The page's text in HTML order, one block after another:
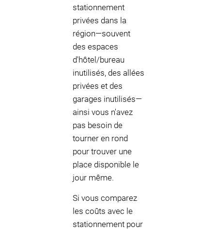
stationnement
privées dans la
région—souvent
des espaces
d'hôtel/bureau
inutilisés, des allées
privées et des
garages inutilisés—
ainsi vous n'avez
pas besoin de
tourner en rond
pour trouver une
place disponible le
jour même.
Si vous comparez
les coûts avec le
stationnement pour